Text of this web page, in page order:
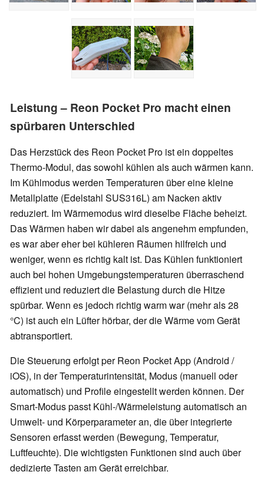
Leistung – Reon Pocket Pro macht einen
spürbaren Unterschied
Das Herzstück des Reon Pocket Pro ist ein doppeltes
Thermo-Modul, das sowohl kühlen als auch wärmen kann.
Im Kühlmodus werden Temperaturen über eine kleine
Metallplatte (Edelstahl SUS316L) am Nacken aktiv
reduziert. Im Wärmemodus wird dieselbe Fläche beheizt.
Das Wärmen haben wir dabei als angenehm empfunden,
es war aber eher bei kühleren Räumen hilfreich und
weniger, wenn es richtig kalt ist. Das Kühlen funktioniert
auch bei hohen Umgebungstemperaturen überraschend
effizient und reduziert die Belastung durch die Hitze
spürbar. Wenn es jedoch richtig warm war (mehr als 28
°C) ist auch ein Lüfter hörbar, der die Wärme vom Gerät
abtransportiert.
Die Steuerung erfolgt per Reon Pocket App (Android /
iOS), in der Temperaturintensität, Modus (manuell oder
automatisch) und Profile eingestellt werden können. Der
Smart-Modus passt Kühl-/Wärmeleistung automatisch an
Umwelt- und Körperparameter an, die über integrierte
Sensoren erfasst werden (Bewegung, Temperatur,
Luftfeuchte). Die wichtigsten Funktionen sind auch über
dedizierte Tasten am Gerät erreichbar.